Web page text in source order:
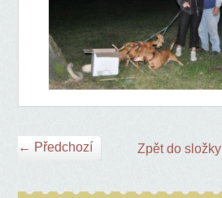
← Předchozí Zpět do složky